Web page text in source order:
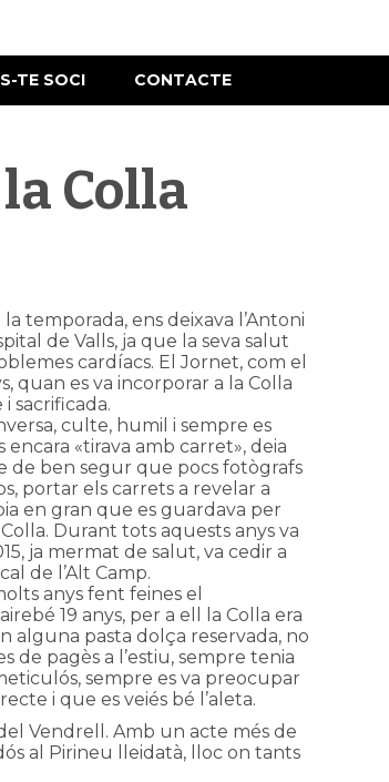
TE SOCI CONTACTE
Colla
temporada, ens deixava l’Antoni
de Valls, ja que la seva salut
cardíacs. El Jornet, com el
quan es va incorporar a la Colla
sacrificada.
culte, humil i sempre es
«tirava amb carret», deia
de ben segur que pocs fotògrafs
portar els carrets a revelar a
en gran que es guardava per
Durant tots aquests anys va
ja mermat de salut, va cedir a
de l’Alt Camp.
anys fent feines el
19 anys, per a ell la Colla era
alguna pasta dolça reservada, no
de pagès a l’estiu, sempre tenia
sempre es va preocupar
i que es veiés bé l’aleta.
Vendrell. Amb un acte més de
al Pirineu lleidatà, lloc on tants